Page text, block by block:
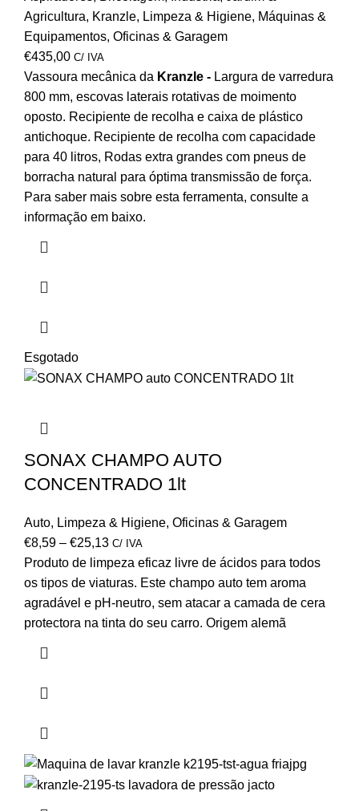
Agricultura, Kranzle, Limpeza & Higiene, Máquinas &
Equipamentos, Oficinas & Garagem
€435,00 C/ IVA
Vassoura mecânica da Kranzle - Largura de varredura
800 mm, escovas laterais rotativas de moimento
oposto. Recipiente de recolha e caixa de plástico
antichoque. Recipiente de recolha com capacidade
para 40 litros, Rodas extra grandes com pneus de
borracha natural para óptima transmissão de força.
Para saber mais sobre esta ferramenta, consulte a
informação em baixo.
Esgotado
SONAX CHAMPO AUTO
CONCENTRADO 1lt
Auto, Limpeza & Higiene, Oficinas & Garagem
€8,59 – €25,13 C/ IVA
Produto de limpeza eficaz livre de ácidos para todos
os tipos de viaturas. Este champo auto tem aroma
agradável e pH-neutro, sem atacar a camada de cera
protectora na tinta do seu carro. Origem alemã